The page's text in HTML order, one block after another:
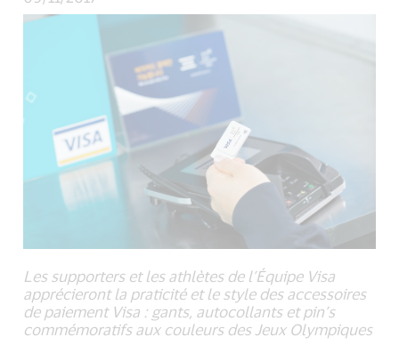
Les supporters et les athlètes de l’Équipe Visa
apprécieront la praticité et le style des accessoires
de paiement Visa : gants, autocollants et pin’s
commémoratifs aux couleurs des Jeux Olympiques